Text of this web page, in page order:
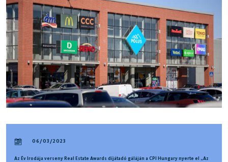
06/03/2023
Az Év Irodája verseny Real Estate Awards díjátadó gáláján a CPI Hungary nyerte el „Az